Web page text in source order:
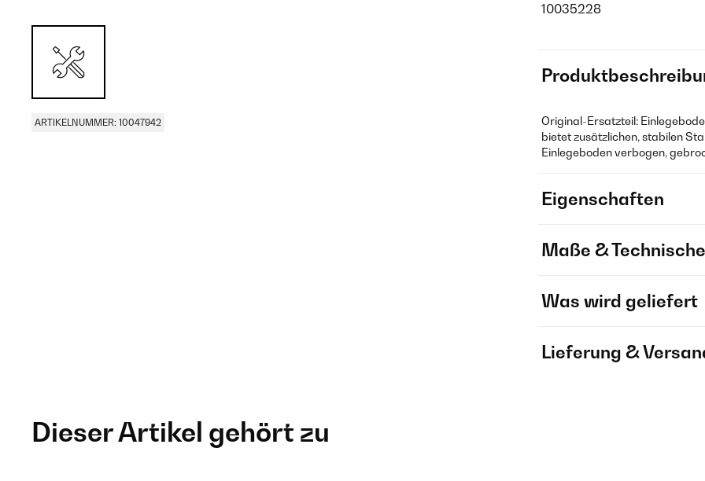
ARTIKELNUMMER: 10047942
10035228
Original-Ersatzteil:
bietet zusätzlichen, stabilen
Einlegeboden verbogen,
Eigenschaften
Maße &
Was wird geliefert
Lieferung &
Dieser Artikel gehört zu